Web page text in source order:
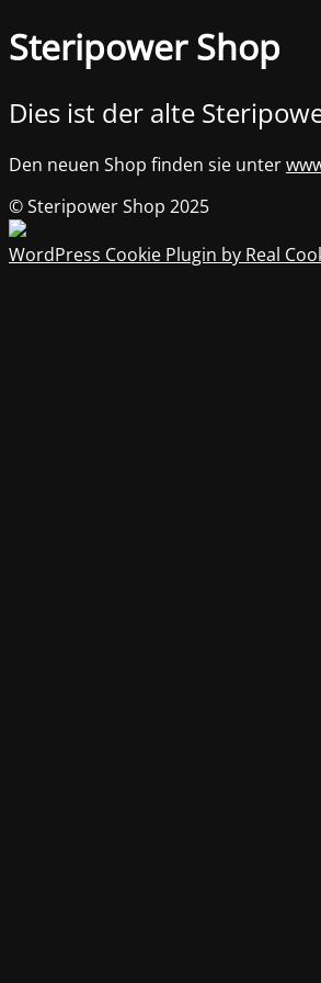
Steripower Shop
Dies ist der alte
Den neuen Shop finden sie unter
© Steripower Shop 2025
WordPress Cookie Plugin by Real